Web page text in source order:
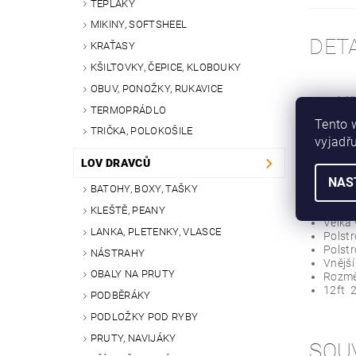
TEPLÁKY
MIKINY, SOFTSHEEL
KRAŤASY
KŠILTOVKY, ČEPICE, KLOBOUKY
OBUV, PONOŽKY, RUKAVICE
TERMOPRÁDLO
TRIČKA, POLOKOŠILE
LOV DRAVCŮ
BATOHY, BOXY, TAŠKY
KLEŠTĚ, PEANY
LANKA, PLETENKY, VLASCE
NÁSTRAHY
OBALY NA PRUTY
PODBĚRÁKY
PODLOŽKY POD RYBY
PRUTY, NAVIJÁKY
Pruty
Velká
12ft
Tento